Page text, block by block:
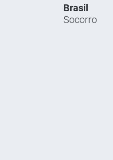
Brasil
Socorro